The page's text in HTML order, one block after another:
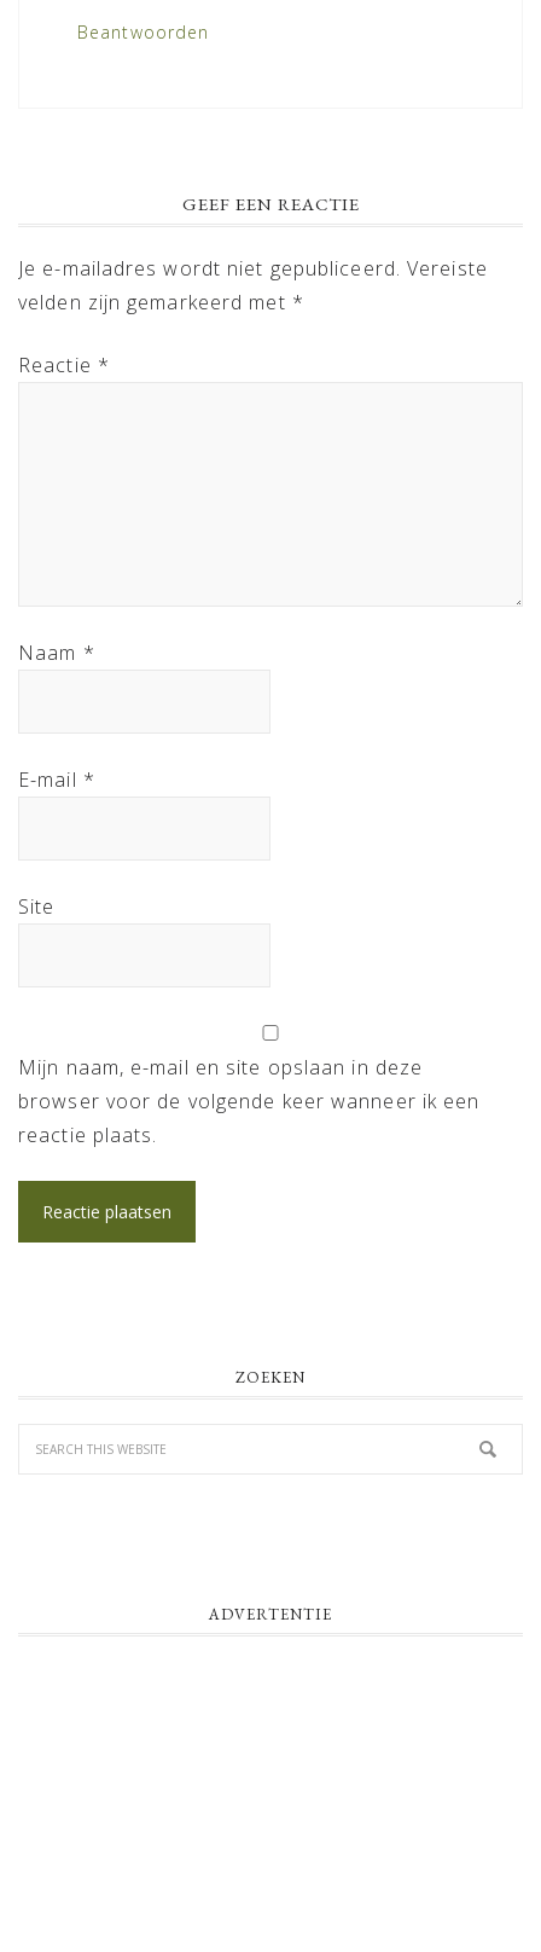
Beantwoorden
GEEF EEN REACTIE
Je e-mailadres wordt niet gepubliceerd. Vereiste
velden zijn gemarkeerd met *
Reactie *
Naam *
E-mail *
Site
Mijn naam, e-mail en site opslaan in deze
browser voor de volgende keer wanneer ik een
reactie plaats.
ZOEKEN
ADVERTENTIE